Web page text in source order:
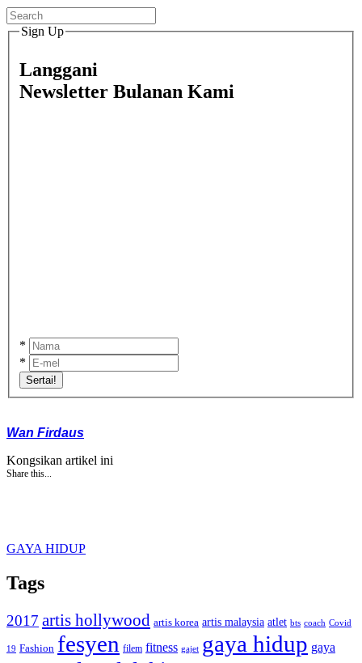
Sign Up
Langgani
Newsletter Bulanan Kami
*
*
Sertai!
Wan Firdaus
Kongsikan artikel ini
Share this...
GAYA HIDUP
Tags
2017 artis hollywood artis korea artis malaysia atlet bts coach Covid
19 Fashion fesyen filem fitness gajet gaya hidup gaya